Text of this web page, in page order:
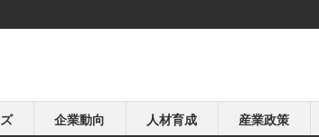
企業動向 人材育成 産業政策